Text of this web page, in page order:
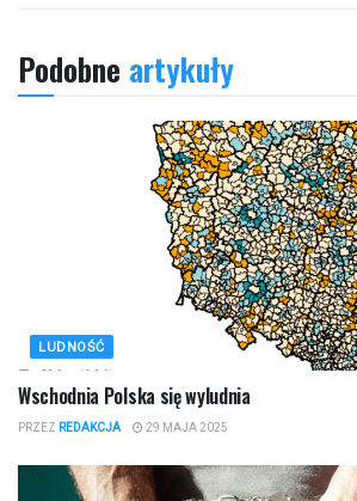
Podobne artykuły
LUDNOŚĆ
Wschodnia Polska się wyludnia
PRZEZ REDAKCJA 29 MAJA 2025